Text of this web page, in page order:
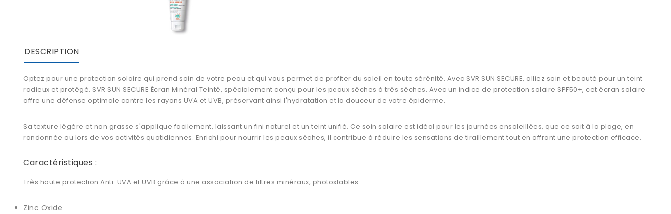
DESCRIPTION
Optez pour une protection solaire qui prend soin de votre peau et qui vous permet de profiter du soleil en toute sérénité. Avec SVR SUN SECURE, alliez soin et beauté pour un teint
radieux et protégé. SVR SUN SECURE Écran Minéral Teinté, spécialement conçu pour les peaux sèches à très sèches. Avec un indice de protection solaire SPF50+, cet écran solaire
offre une défense optimale contre les rayons UVA et UVB, préservant ainsi l'hydratation et la douceur de votre épiderme.
Sa texture légère et non grasse s'applique facilement, laissant un fini naturel et un teint unifié. Ce soin solaire est idéal pour les journées ensoleillées, que ce soit à la plage, en
randonnée ou lors de vos activités quotidiennes. Enrichi pour nourrir les peaux sèches, il contribue à réduire les sensations de tiraillement tout en offrant une protection efficace.
Caractéristiques :
Très haute protection Anti-UVA et UVB grâce à une association de filtres minéraux, photostables :
Zinc Oxide